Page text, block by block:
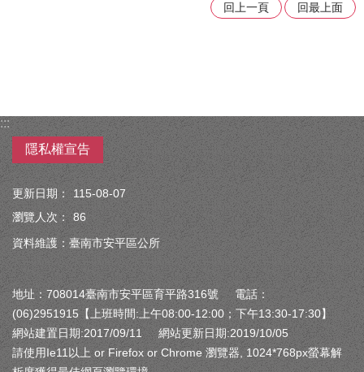
回上一頁 回最上面
:::
隱私權宣告
更新日期：
115-08-07
瀏覽人次：
86
資料維護：臺南市安平區公所
地址：708014臺南市安平區育平路316號 電話：
(06)2951915【上班時間:上午08:00-12:00；下午13:30-17:30】
網站建置日期:2017/09/11 網站更新日期:2019/10/05
請使用Ie11以上 or Firefox or Chrome 瀏覽器, 1024*768px螢幕解